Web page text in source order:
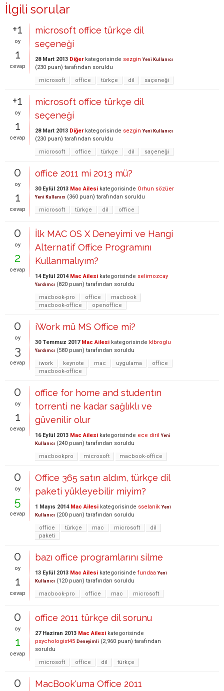
İlgili sorular
+1
oy
1
cevap
microsoft office türkçe dil
seçeneği
28 Mart 2013 Diğerkategorisinde sezgin Yeni Kullanıcı
(230 puan) tarafından soruldu
microsoft
office türkçe dil saçeneği
+1
oy
1
cevap
microsoft office türkçe dil
seçeneği
28 Mart 2013 Diğerkategorisinde sezgin Yeni Kullanıcı
(230 puan) tarafından soruldu
microsoft
office türkçe dil saçeneği
0
oy
1
cevap
office 2011 mi 2013 mü?
30 Eylül 2013 Mac Ailesi kategorisinde Orhun sözüer
Yeni Kullanıcı (360 puan) tarafından soruldu
microsoft
türkçe dil office
0
oy
2
cevap
İlk MAC OS X Deneyimi ve Hangi
Alternatif Office Programını
Kullanmalıyım?
14 Eylül 2014 Mac Ailesi kategorisinde selimozcay
Yardımcı (820 puan) tarafından soruldu
macbook-pro
office
macbook
macbook-office
openoffice
0
oy
3
cevap
iWork mü MS Office mi?
30 Temmuz 2017 Mac Ailesi kategorisinde klbroglu
Yardımcı (580 puan) tarafından soruldu
iwork
keynote mac uygulama
office
macbook-office
0
oy
1
cevap
office for home and studentın
torrenti ne kadar sağlıklı ve
güvenilir olur
16 Eylül 2013 Mac Ailesi kategorisinde ece diril Yeni
Kullanıcı (240 puan) tarafından soruldu
macbookpro
microsoft macbook-office
0
oy
5
cevap
Office 365 satın aldım, türkçe dil
paketi yükleyebilir miyim?
1 Mayıs 2014 Mac Ailesi kategorisinde sselanik Yeni
Kullanıcı (200 puan) tarafından soruldu
office
türkçe mac microsoft
dil
paketi
0
oy
1
cevap
bazı office programlarını silme
13 Eylül 2013 Mac Ailesi kategorisinde fundaa Yeni
Kullanıcı (120 puan) tarafından soruldu
macbook-pro
office mac microsoft
0
oy
1
cevap
office 2011 türkçe dil sorunu
27 Haziran 2013 Mac Ailesi kategorisinde
psychologist45 Deneyimli (2,960 puan) tarafından
soruldu
microsoft
office dil türkçe
0
MacBook'uma Office 2011